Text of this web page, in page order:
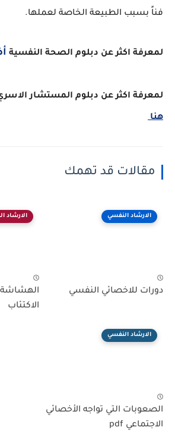
فناً بسبب الطبيعة الخاصة لعملها.
لمعرفة اكثر عن دبلوم الصحة النفسية
لمعرفة اكثر عن دبلوم المستشار
هنا
مقالات قد تهمك
الارشاد النفسي
دورات للاخصائي النفسي
الارشاد
الهشاشة
الاكتئاب
الارشاد النفسي
الصعوبات التي تواجه الأخصائي
الاجتماعي pdf